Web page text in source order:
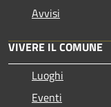
Avvisi
VIVERE IL COMUNE
Luoghi
Eventi